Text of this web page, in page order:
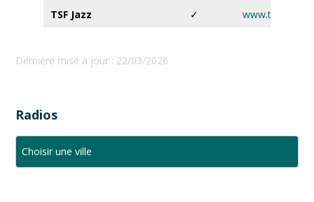
TSF Jazz
✓
Dernière mise à jour : 22/03/2026
Radios